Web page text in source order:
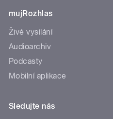
mujRozhlas
Živé vysílání
Audioarchiv
Podcasty
Mobilní aplikace
Sledujte nás